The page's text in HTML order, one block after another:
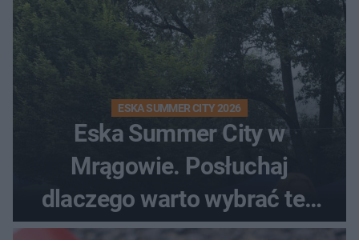
ESKA SUMMER CITY 2026
Eska Summer City w
Mrągowie. Posłuchaj
dlaczego warto wybrać ten
kierunek na urlop!